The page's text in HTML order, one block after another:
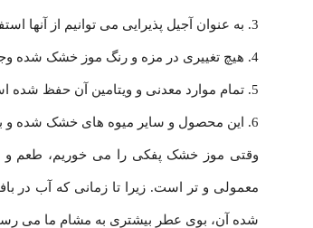
3. به عنوان آجیل پذیرایی می توانیم از آنها استفاده کنیم.
4. هیچ تغییری در مزه و رنگ موز خشک شده وجود ندارد.
5. تمام موارد معدنی و ویتامین آن حفظ شده است.
6. این محصول و سایر میوه های خشک شده و بستنی های پفکی، همگی مورد توجه فضانوردان ناسا قرار گرفته و از آنها استفاده می کنند.
وقتی موز خشک پفکی را می خوریم، طعم و
معمولی و تر است. زیرا تا زمانی که آب در
شده آن، بوی عطر بیشتری به مشام ما می